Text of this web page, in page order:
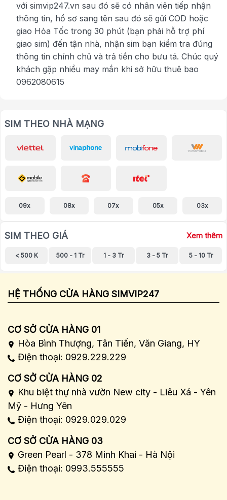
với simvip247.vn sau đó sẽ có nhân viên tiếp nhận
thông tin, hồ sơ sang tên sau đó sẽ gửi COD hoặc
giao Hỏa Tốc trong 30 phút (bạn phải hỗ trợ phí
giao sim) đến tận nhà, nhận sim bạn kiểm tra đúng
thông tin chính chủ và trả tiền cho bưu tá. Chúc quý
khách gặp nhiều may mắn khi sở hữu thuê bao
0962080615
SIM THEO NHÀ MẠNG
09x 08x 07x 05x 03x
SIM THEO GIÁ Xem thêm
< 500 K 500 - 1 Tr 1 - 3 Tr 3 - 5 Tr 5 - 10 Tr
HỆ THỐNG CỬA HÀNG SIMVIP247
CƠ SỞ CỬA HÀNG 01
Hòa Bình Thượng, Tân Tiến, Văn Giang, HY
Điện thoại: 0929.229.229
CƠ SỞ CỬA HÀNG 02
Khu biệt thự nhà vườn New city - Liêu Xá - Yên
Mỹ - Hưng Yên
Điện thoại: 0929.029.029
CƠ SỞ CỬA HÀNG 03
Green Pearl - 378 Minh Khai - Hà Nội
Điện thoại: 0993.555555